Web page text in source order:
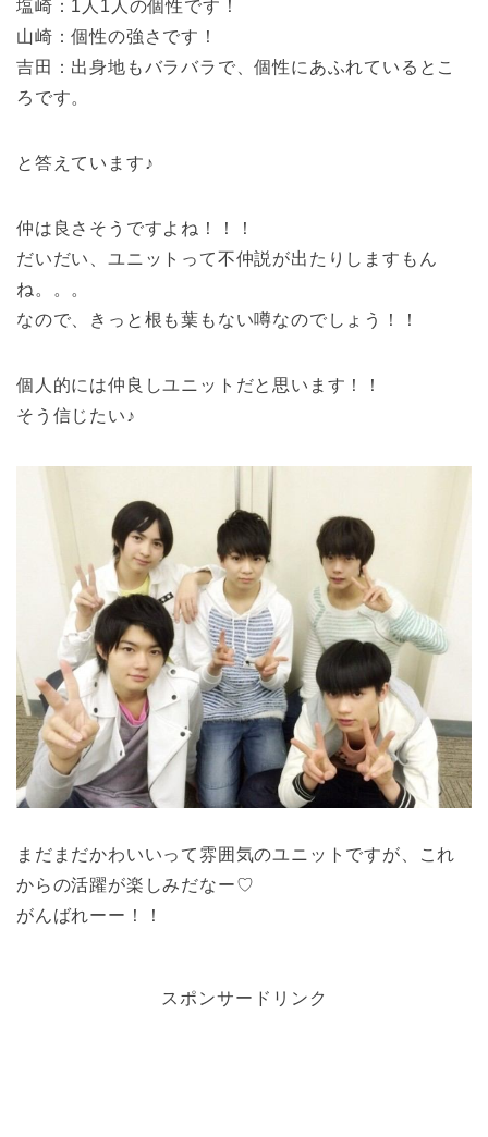
塩崎：1人1人の個性です！
山崎：個性の強さです！
吉田：出身地もバラバラで、個性にあふれているとこ
ろです。
と答えています♪
仲は良さそうですよね！！！
だいだい、ユニットって不仲説が出たりしますもん
ね。。。
なので、きっと根も葉もない噂なのでしょう！！
個人的には仲良しユニットだと思います！！
そう信じたい♪
まだまだかわいいって雰囲気のユニットですが、これ
からの活躍が楽しみだなー♡
がんばれーー！！
スポンサードリンク